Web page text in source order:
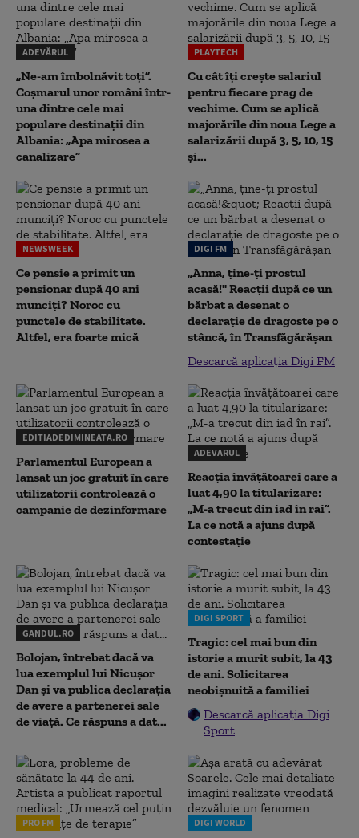
ADEVĂRUL
„Ne-am îmbolnăvit toți”.
Coșmarul unor români într-
una dintre cele mai
populare destinații din
Albania: „Apa mirosea a
canalizare”
PLAYTECH
Cu cât îți crește salariul
pentru fiecare prag de
vechime. Cum se aplică
majorările din noua Lege a
salarizării după 3, 5, 10, 15
și...
NEWSWEEK
Ce pensie a primit un
pensionar după 40 ani
munciți? Noroc cu
punctele de stabilitate.
Altfel, era foarte mică
DIGI FM
„Anna, ţine-ţi prostul
acasă!" Reacţii după ce un
bărbat a desenat o
declaraţie de dragoste pe o
stâncă, în Transfăgărăşan
Descarcă aplicația Digi FM
EDITIADEDIMINEATA.RO
Parlamentul European a
lansat un joc gratuit în care
utilizatorii controlează o
campanie de dezinformare
ADEVARUL
Reacția învățătoarei care a
luat 4,90 la titularizare:
„M-a trecut din iad în rai”.
La ce notă a ajuns după
contestație
GANDUL.RO
Bolojan, întrebat dacă va
lua exemplul lui Nicușor
Dan și va publica declarația
de avere a partenerei sale
de viață. Ce răspuns a dat...
DIGI SPORT
Tragic: cel mai bun din
istorie a murit subit, la 43
de ani. Solicitarea
neobișnuită a familiei
Descarcă aplicația Digi
Sport
PRO FM DIGI WORLD